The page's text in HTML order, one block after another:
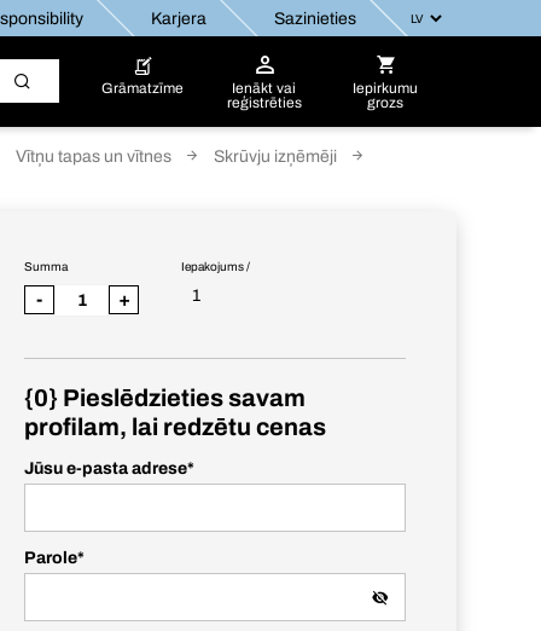
Karjera Sazinieties
Grāmatzīme
Ienākt vai
reģistrēties
Iepirkumu
grozs
Vītņu tapas un vītnes
Skrūvju izņēmēji
Iepakojums /
1
Summa
- +
{0} Pieslēdzieties savam
profilam, lai redzētu cenas
Jūsu e-pasta adrese*
Parole*